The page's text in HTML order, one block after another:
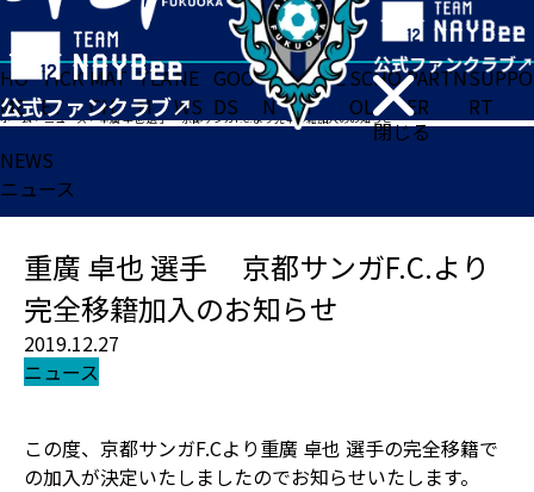
閉じる
HO
ME
TICK
ET
MAT
CH
TEA
M
NE
WS
GOO
DS
FA
N
ACADE
MY
SCHO
OL
PARTN
ER
SUPPO
RT
ホーム>ニュース>重廣 卓也 選手 京都サンガF.C.より完全移籍加入のお知らせ
NEWS
ニュース
重廣 卓也 選手 京都サンガF.C.より
完全移籍加入のお知らせ
2019.12.27
ニュース
この度、京都サンガF.Cより重廣 卓也 選手の完全移籍で
の加入が決定いたしましたのでお知らせいたします。